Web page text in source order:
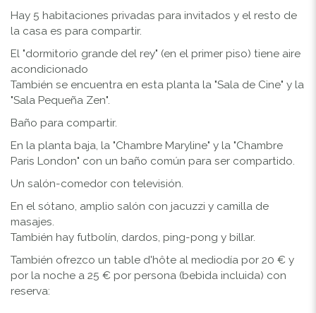
Hay 5 habitaciones privadas para invitados y el resto de
la casa es para compartir.
El "dormitorio grande del rey" (en el primer piso) tiene aire
acondicionado
También se encuentra en esta planta la "Sala de Cine" y la
"Sala Pequeña Zen".
Baño para compartir.
En la planta baja, la "Chambre Maryline" y la "Chambre
Paris London" con un baño común para ser compartido.
Un salón-comedor con televisión.
En el sótano, amplio salón con jacuzzi y camilla de
masajes.
También hay futbolín, dardos, ping-pong y billar.
También ofrezco un table d'hôte al mediodía por 20 € y
por la noche a 25 € por persona (bebida incluida) con
reserva: